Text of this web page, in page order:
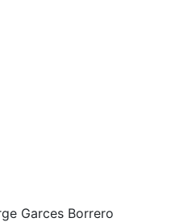
Garces Borrero